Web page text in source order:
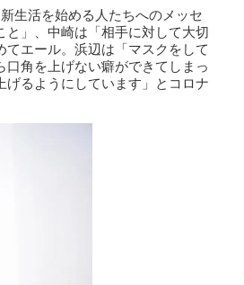
生活を始める人たちへのメッセ
」、中崎は「相手に対して大切
エール。浜辺は「マスクをして
角を上げない癖ができてしまっ
るようにしています」とコロナ